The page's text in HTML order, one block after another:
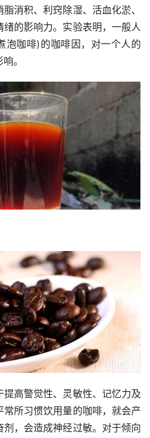
消积、利窍除湿、活血化淤、
的影响力。实验表明，一般人
咖啡)的咖啡因，对一个人的
。
高警觉性、灵敏性、记忆力及
所习惯饮用量的咖啡，就会产
，会造成神经过敏。对于倾向